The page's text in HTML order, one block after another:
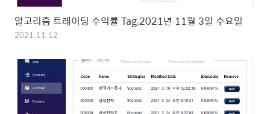
알고리즘 트레이딩 수익률 Tag.2021년 11월 3일 수요일
2021.11.12